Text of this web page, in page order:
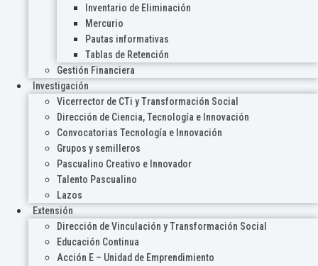
Inventario de Eliminación
Mercurio
Pautas informativas
Tablas de Retención
Gestión Financiera
Investigación
Vicerrector de CTi y Transformación Social
Dirección de Ciencia, Tecnología e Innovación
Convocatorias Tecnología e Innovación
Grupos y semilleros
Pascualino Creativo e Innovador
Talento Pascualino
Lazos
Extensión
Dirección de Vinculación y Transformación Social
Educación Continua
Acción E – Unidad de Emprendimiento